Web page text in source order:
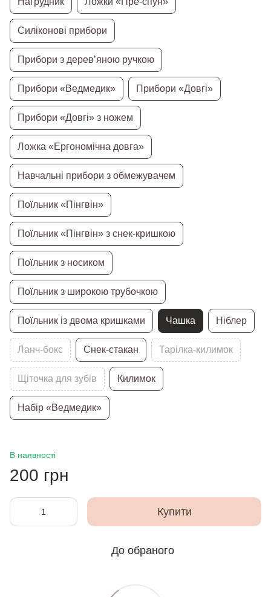
Силіконові прибори
Прибори з дерев’яною ручкою
Прибори «Ведмедик» Прибори «Довгі»
Прибори «Довгі» з ножем
Ложка «Ергономічна довга»
Навчальні прибори з обмежувачем
Поїльник «Пінгвін»
Поїльник «Пінгвін» з снек-кришкою
Поїльник з носиком
Поїльник з широкою трубочкою
Поїльник із двома кришками Чашка Ніблер
Ланч-бокс Снек-стакан Тарілка-килимок
Щіточка для зубів Килимок
Набір «Ведмедик»
В наявності
200 грн
Купити
До обраного